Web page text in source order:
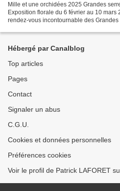
Mille et une orchidées 2025 Grandes
Exposition florale du 6 février au 10 mars
rendez-vous incontournable des Grandes
Hébergé par Canalblog
Top articles
Pages
Contact
Signaler un abus
C.G.U.
Cookies et données personnelles
Préférences cookies
Voir le profil de Patrick LAFORET